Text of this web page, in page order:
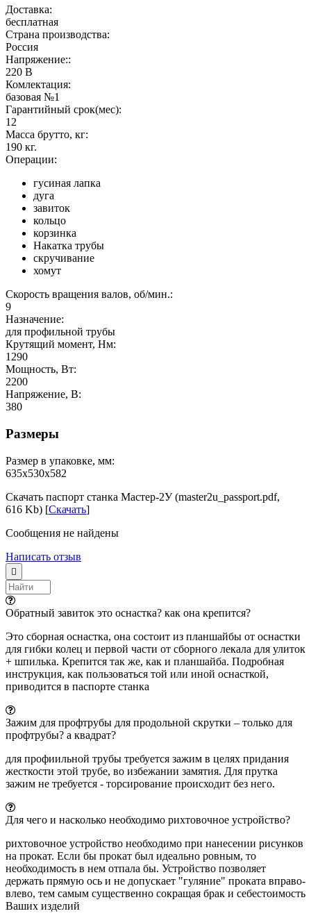
Доставка:
бесплатная
Страна производства:
Россия
Напряжение::
220 В
Комлектация:
базовая №1
Гарантийный срок(мес):
12
Масса брутто, кг:
190 кг.
Операции:
гусиная лапка
дуга
завиток
кольцо
корзинка
Накатка трубы
скручивание
хомут
Скорость вращения валов, об/мин.:
9
Назначение:
для профильной трубы
Крутящий момент, Нм:
1290
Мощность, Вт:
2200
Напряжение, В:
380
Размеры
Размер в упаковке, мм:
635х530х582
Скачать паспорт станка Мастер-2У (master2u_passport.pdf,
616 Kb) [Скачать]
Сообщения не найдены
Написать отзыв

Обратный завиток это оснастка? как она крепится?
Это сборная оснастка, она состоит из планшайбы от оснастки
для гибки колец и первой части от сборного лекала для улиток
+ шпилька. Крепится так же, как и планшайба. Подробная
инструкция, как пользоваться той или иной оснасткой,
приводится в паспорте станка
Зажим для профтрубы для продольной скрутки – только для
профтрубы? а квадрат?
для профиильной трубы требуется зажим в целях придания
жесткости этой трубе, во избежании замятия. Для прутка
зажим не требуется - торсирование происходит без него.
Для чего и насколько необходимо рихтовочное устройство?
рихтовочное устройство необходимо при нанесении рисунков
на прокат. Если бы прокат был идеально ровным, то
необходимость в нем отпала бы. Устройство позволяет
держать прямую ось и не допускает "гуляние" проката вправо-
влево, тем самым существенно сокращая брак и себестоимость
Ваших изделий